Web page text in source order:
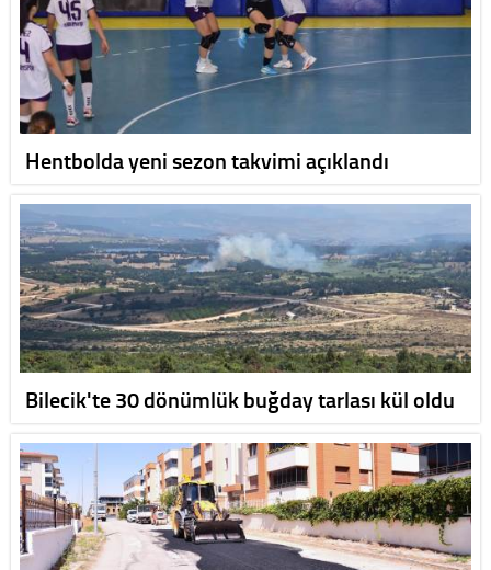
Hentbolda yeni sezon takvimi açıklandı
Bilecik'te 30 dönümlük buğday tarlası kül oldu